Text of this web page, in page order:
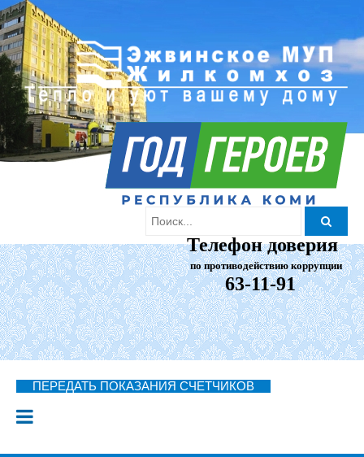
Телефон доверия
по противодействию коррупции
63-11-91
ПЕРЕДАТЬ ПОКАЗАНИЯ СЧЕТЧИКОВ